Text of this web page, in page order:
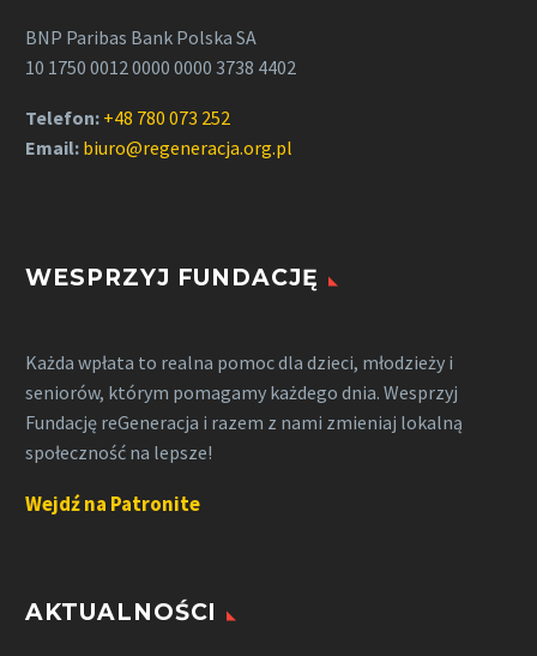
BNP Paribas Bank Polska SA
10 1750 0012 0000 0000 3738 4402
Telefon: +48 780 073 252
Email: biuro@regeneracja.org.pl
WESPRZYJ FUNDACJĘ
Każda wpłata to realna pomoc dla dzieci, młodzieży i
seniorów, którym pomagamy każdego dnia. Wesprzyj
Fundację reGeneracja i razem z nami zmieniaj lokalną
społeczność na lepsze!
Wejdź na Patronite
AKTUALNOŚCI